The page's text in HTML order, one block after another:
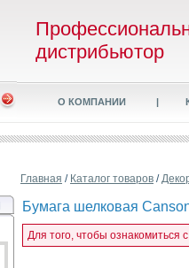
дистрибьютор
О КОМПАНИИ |
Главная / Каталог товаров /
Бумага шелковая
Для того, чтобы ознакомиться